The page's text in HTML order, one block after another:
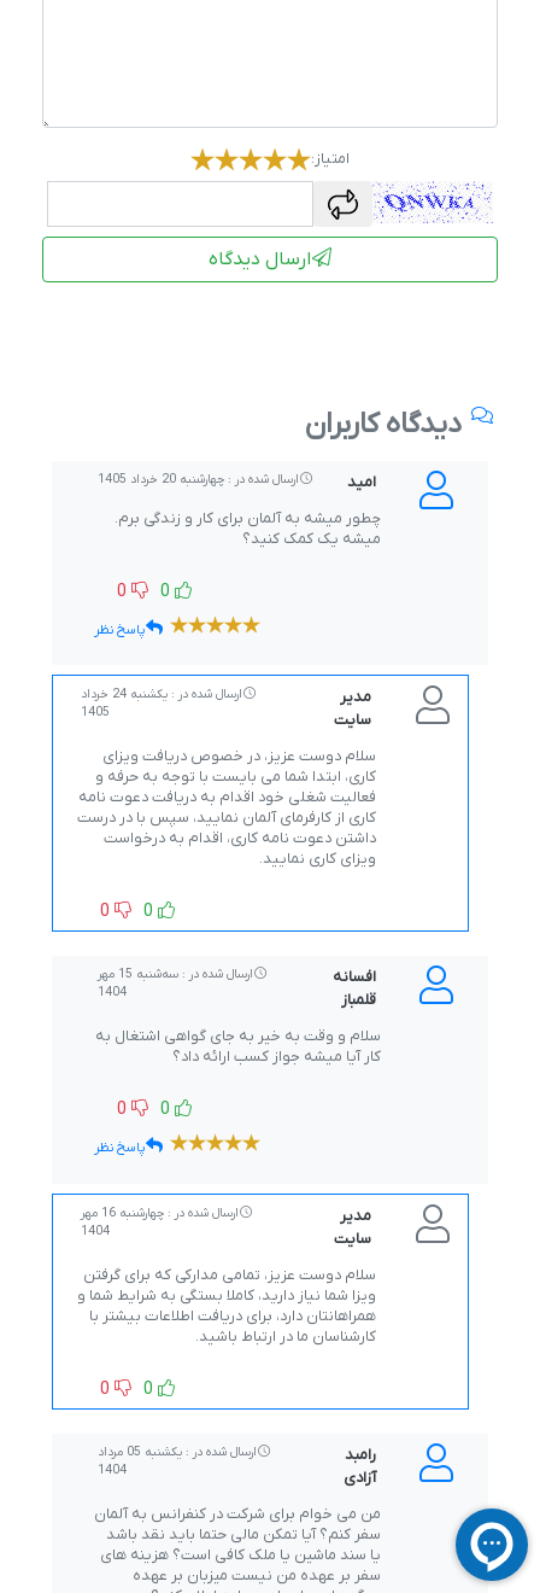
امتیاز:
captcha
ارسال دیدگاه
دیدگاه کاربران
امید ارسال شده در : چهارشنبه 20 خرداد 1405
چطور میشه به آلمان برای کار و زندگی برم.
میشه یک کمک کنید؟
0
0
پاسخ نظر
مدیر
سایت
ارسال شده در : یکشنبه 24 خرداد
1405
سلام دوست عزیز، در خصوص دریافت ویزای
کاری، ابتدا شما می بایست با توجه به حرفه و
فعالیت شغلی خود اقدام به دریافت دعوت نامه
کاری از کارفرمای آلمان نمایید، سپس با در درست
داشتن دعوت نامه کاری، اقدام به درخواست
ویزای کاری نمایید.
0
0
افسانه
قلمباز
ارسال شده در : ﺳﻪشنبه 15 مهر
1404
سلام و وقت به خیر به جای گواهی اشتغال به
کار آیا میشه جواز کسب ارائه داد؟
0
0
پاسخ نظر
مدیر
سایت
ارسال شده در : چهارشنبه 16 مهر
1404
سلام دوست عزیز، تمامی مدارکی که برای گرفتن
ویزا شما نیاز دارید، کاملا بستگی به شرایط شما و
همراهانتان دارد، برای دریافت اطلاعات بیشتر با
کارشناسان ما در ارتباط باشید.
0
0
رامبد
آزادی
ارسال شده در : یکشنبه 05 مرداد
1404
من می خوام برای شرکت در کنفرانس به آلمان
سفر کنم؟ آیا تمکن مالی حتما باید نقد باشد
یا سند ماشین یا ملک کافی است؟ هزینه های
سفر بر عهده من نیست میزبان بر عهده